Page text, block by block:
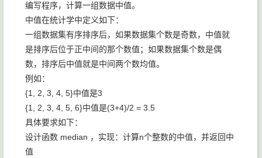
编写程序，计算一组数据中值。
中值在统计学中定义如下：
一组数据集有序排序后，如果数据集个数是奇数，中值就
是排序后位于正中间的那个数值；如果数据集个数是偶
数，排序后中值就是中间两个数均值。
例如：
{1, 2, 3, 4, 5}中值是3
{1, 2, 3, 4, 5, 6}中值是(3+4)/2 = 3.5
具体要求如下：
设计函数 median ，实现：计算n个整数的中值，并返回中
值